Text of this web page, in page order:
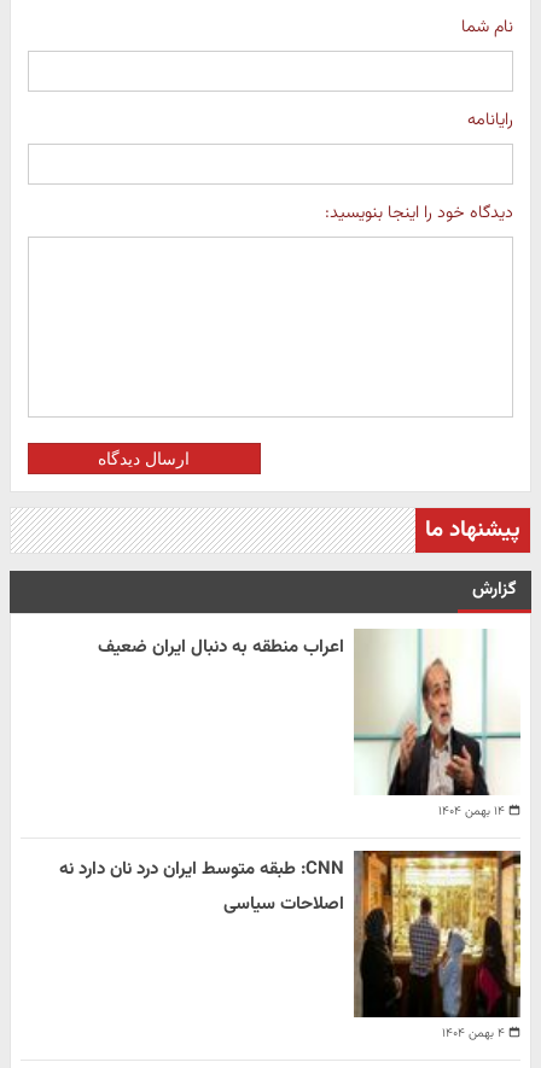
نام شما
رایانامه
دیدگاه خود را اینجا بنویسید:
ارسال دیدگاه
پیشنهاد ما
گزارش
۱۴ بهمن ۱۴۰۴
اعراب منطقه به دنبال ایران ضعیف
۴ بهمن ۱۴۰۴
CNN: طبقه متوسط ایران درد نان دارد نه
اصلاحات سیاسی